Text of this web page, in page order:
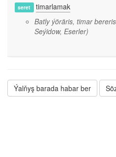
seret
timarlamak
Batly ýöräris, timar
Seýidow, Eserler)
Ýalňyş barada habar ber